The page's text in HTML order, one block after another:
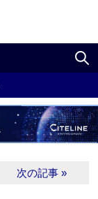
次の記事 »